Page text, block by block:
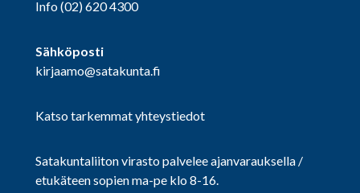
Info(02) 620 4300
Sähköposti
kirjaamo@satakunta.fi
Katso tarkemmat yhteystiedot
Satakuntaliiton virasto palvelee ajanvarauksella /
etukäteen sopien ma-pe klo 8-16.